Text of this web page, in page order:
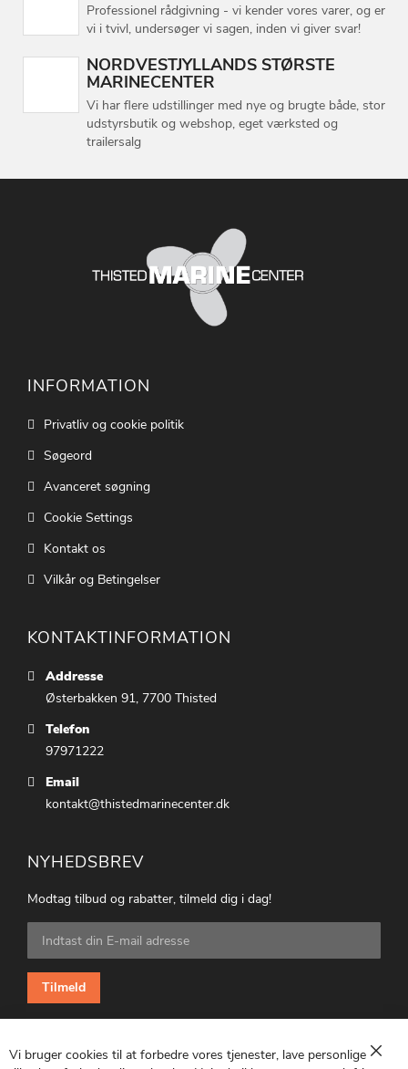
Professionel rådgivning - vi kender vores varer, og er
vi i tvivl, undersøger vi sagen, inden vi giver svar!
NORDVESTJYLLANDS STØRSTE
MARINECENTER
Vi har flere udstillinger med nye og brugte både, stor
udstyrsbutik og webshop, eget værksted og
trailersalg
INFORMATION
Privatliv og cookie politik
Søgeord
Avanceret søgning
Cookie Settings
Kontakt os
Vilkår og Betingelser
KONTAKTINFORMATION
Addresse
Østerbakken 91, 7700 Thisted
Telefon
97971222
Email
kontakt@thistedmarinecenter.dk
NYHEDSBREV
Modtag tilbud og rabatter, tilmeld dig i dag!
Tilmeld
dig
vores
nyhedsbrev:
Tilmeld
Luk
Vi bruger cookies til at forbedre vores tjenester, lave personlige